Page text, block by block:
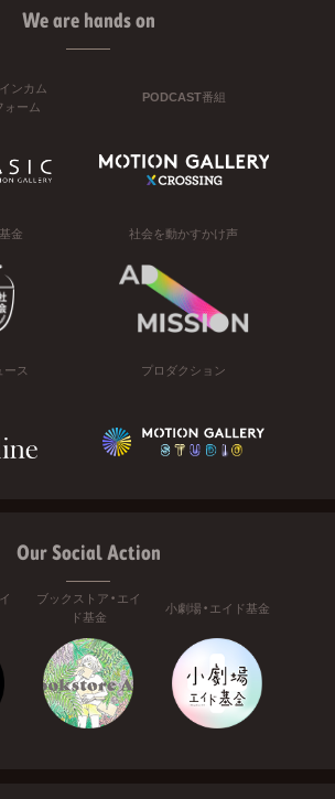
We are hands on
ンカム
ォーム
PODCAST番組
金 社会を動かすかけ声
ース プロダクション
Our Social Action
ブックストア・エイ
ド基金
小劇場・エイド基金